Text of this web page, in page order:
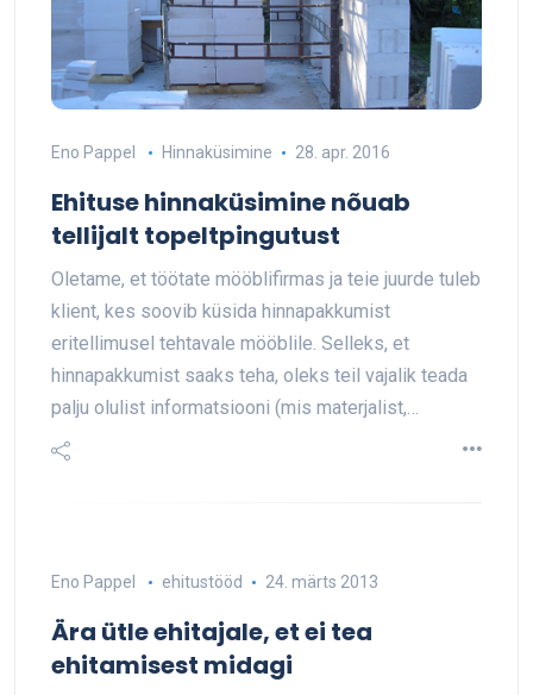
Eno Pappel Hinnaküsimine 28. apr. 2016
Ehituse hinnaküsimine nõuab
tellijalt topeltpingutust
Oletame, et töötate mööblifirmas ja teie juurde tuleb
klient, kes soovib küsida hinnapakkumist
eritellimusel tehtavale mööblile. Selleks, et
hinnapakkumist saaks teha, oleks teil vajalik teada
palju olulist informatsiooni (mis materjalist,…
Eno Pappel ehitustööd 24. märts 2013
Ära ütle ehitajale, et ei tea
ehitamisest midagi